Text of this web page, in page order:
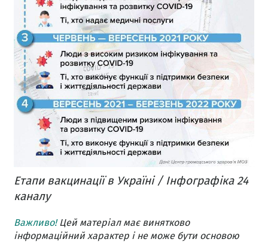
Етапи вакцинації в Україні / Інфографіка 24
каналу
Важливо!Цей матеріал має винятково
інформаційний характер і не може бути основою